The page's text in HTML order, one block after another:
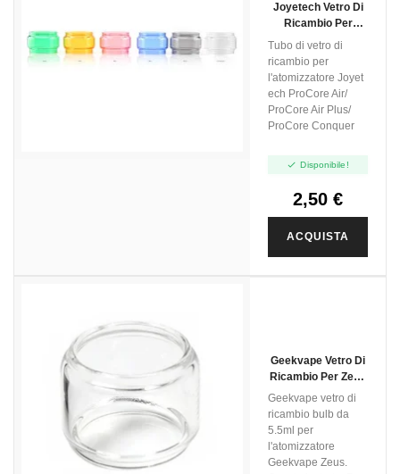
Joyetech Vetro Di
Ricambio Per
ProCore Air
Atomizzatore
Series - 1pz
Tubo di vetro di
ricambio per
l'atomizzatore Joyet
ech ProCore Air/
ProCore Air Plus/
ProCore Conquer
 Disponibile!
2,50 €
ACQUISTA
Geekvape Vetro Di
Ricambio Per Zeus
- 1pz
Geekvape vetro di
ricambio bulb da
5.5ml per
l'atomizzatore
Geekvape Zeus.